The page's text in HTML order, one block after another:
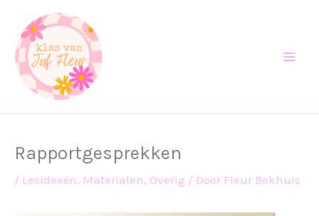
naar
inhoud
Rapportgesprekken
/ Lesideeën, Materialen, Overig / Door Fleur Bekhuis